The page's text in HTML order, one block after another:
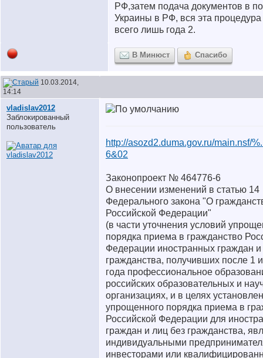
РФ,затем подача документов в
Украины в РФ, вся эта процедура
всего лишь года 2.
В Минюст Спасибо
10.03.2014,
14:14
vladislav2012
Заблокированный
пользователь
http://asozd2.duma.gov.ru/main.nsf/
6&02
Законопроект № 464776-6
О внесении изменений в статью 14
Федерального закона "О
Российской Федерации"
(в части уточнения условий
порядка приема в гражданство
Федерации иностранных граждан и
гражданства, получивших после 1
года профессиональное
российских образовательных и
организациях, и в целях
упрощенного порядка приема в
Российской Федерации для
граждан и лиц без гражданства,
индивидуальными
инвесторами или